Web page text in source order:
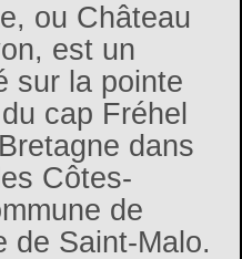
ou Château
est un
sur la pointe
cap Fréhel
dans
Côtes-
de
de Saint-Malo.